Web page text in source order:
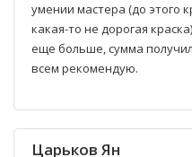
умении мастера (до этого
какая-то не дорогая
еще больше, сумма
всем рекомендую.
Царьков Ян